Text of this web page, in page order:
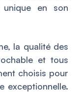
en son
la qualité des
et tous
choisis pour
exceptionnelle.